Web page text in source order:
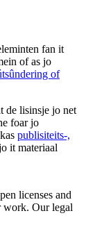
fan it
of as jo
of
de lisinsje jo net
foar jo
publisiteits-,
it materiaal
licenses and
work. Our legal